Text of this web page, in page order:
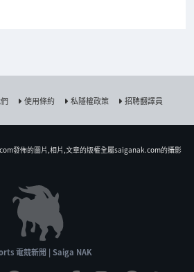
使用條約 私隱權政策 招聘翻譯員
發佈的圖片,相片,文章的版權全屬saiganak.com的攝影
電競新聞 | Saiga NAK